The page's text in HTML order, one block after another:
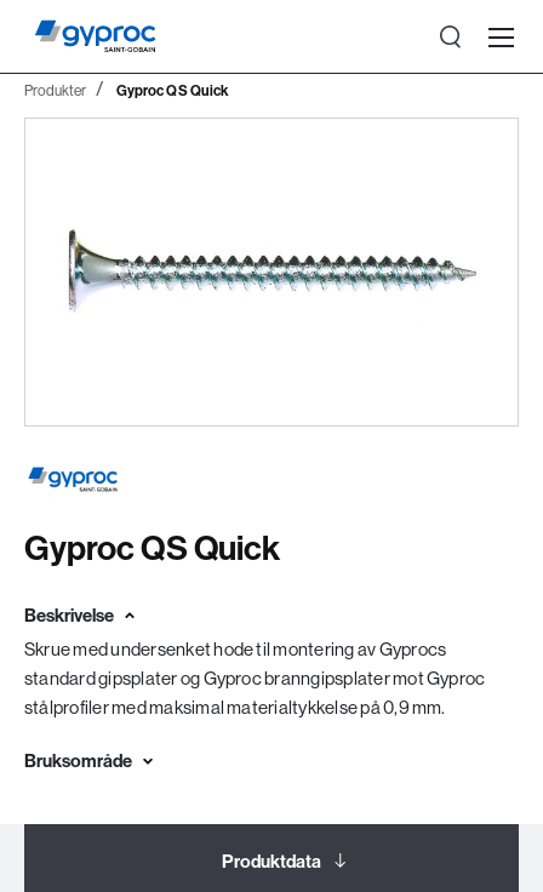
Produkter Gyproc QS Quick
Gyproc QS Quick
Beskrivelse
Skrue med undersenket hode til montering av Gyprocs
standard gipsplater og Gyproc branngipsplater mot Gyproc
stålprofiler med maksimal materialtykkelse på 0,9 mm.
Bruksområde
Produktdata